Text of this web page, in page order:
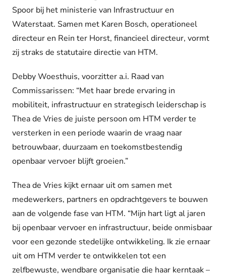
Spoor bij het ministerie van Infrastructuur en
Waterstaat. Samen met Karen Bosch, operationeel
directeur en Rein ter Horst, financieel directeur, vormt
zij straks de statutaire directie van HTM.
Debby Woesthuis, voorzitter a.i. Raad van
Commissarissen: “Met haar brede ervaring in
mobiliteit, infrastructuur en strategisch leiderschap is
Thea de Vries de juiste persoon om HTM verder te
versterken in een periode waarin de vraag naar
betrouwbaar, duurzaam en toekomstbestendig
openbaar vervoer blijft groeien.”
Thea de Vries kijkt ernaar uit om samen met
medewerkers, partners en opdrachtgevers te bouwen
aan de volgende fase van HTM. “Mijn hart ligt al jaren
bij openbaar vervoer en infrastructuur, beide onmisbaar
voor een gezonde stedelijke ontwikkeling. Ik zie ernaar
uit om HTM verder te ontwikkelen tot een
zelfbewuste, wendbare organisatie die haar kerntaak –